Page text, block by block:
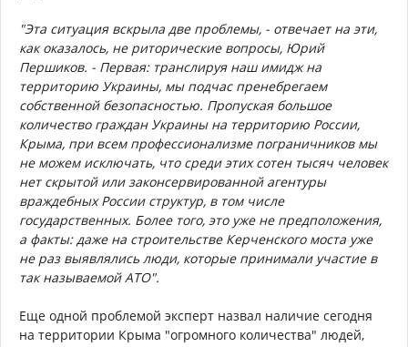
"Эта ситуация вскрыла две проблемы, - отвечает на эти,
как оказалось, не риторические вопросы, Юрий
Першиков. - Первая: транслируя наш имидж на
территорию Украины, мы подчас пренебрегаем
собственной безопасностью. Пропуская большое
количество граждан Украины на территорию России,
Крыма, при всем профессионализме пограничников мы
не можем исключать, что среди этих сотен тысяч человек
нет скрытой или законсервированной агентуры
враждебных России структур, в том числе
государственных. Более того, это уже не предположения,
а факты: даже на строительстве Керченского моста уже
не раз выявлялись люди, которые принимали участие в
так называемой АТО".
Еще одной проблемой эксперт назвал наличие сегодня
на территории Крыма "огромного количества" людей,